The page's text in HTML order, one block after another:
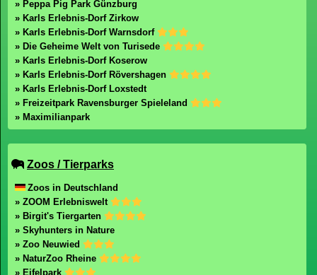
» Peppa Pig Park Günzburg
» Karls Erlebnis-Dorf Zirkow
» Karls Erlebnis-Dorf Warnsdorf
» Die Geheime Welt von Turisede
» Karls Erlebnis-Dorf Koserow
» Karls Erlebnis-Dorf Rövershagen
» Karls Erlebnis-Dorf Loxstedt
» Freizeitpark Ravensburger Spieleland
» Maximilianpark
Zoos / Tierparks
Zoos in Deutschland
» ZOOM Erlebniswelt
» Birgit's Tiergarten
» Skyhunters in Nature
» Zoo Neuwied
» NaturZoo Rheine
» Eifelpark